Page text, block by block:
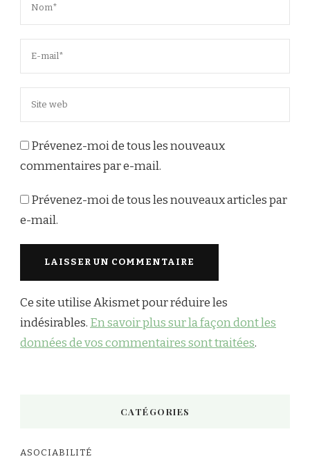
Prévenez-moi de tous les nouveaux
commentaires par e-mail.
Prévenez-moi de tous les nouveaux articles par
e-mail.
Ce site utilise Akismet pour réduire les
indésirables. En savoir plus sur la façon dont les
données de vos commentaires sont traitées.
CATÉGORIES
ASOCIABILITÉ